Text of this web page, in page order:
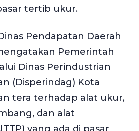
tertib ukur.
Pendapatan Daerah
Pemerintah
Dinas Perindustrian
(Disperindag) Kota
tera terhadap alat ukur,
dan alat
yang ada di pasar